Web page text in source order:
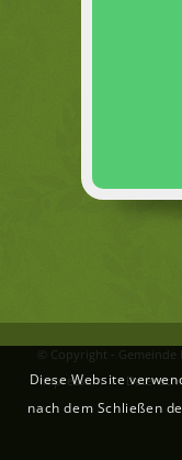
© Copyright - Gemeinde
Impressum
Diese Website
nach dem Schließen